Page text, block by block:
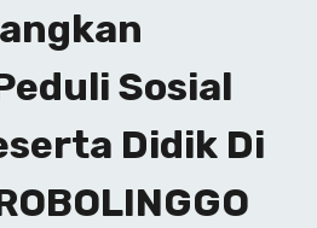
Sosial
Didik Di